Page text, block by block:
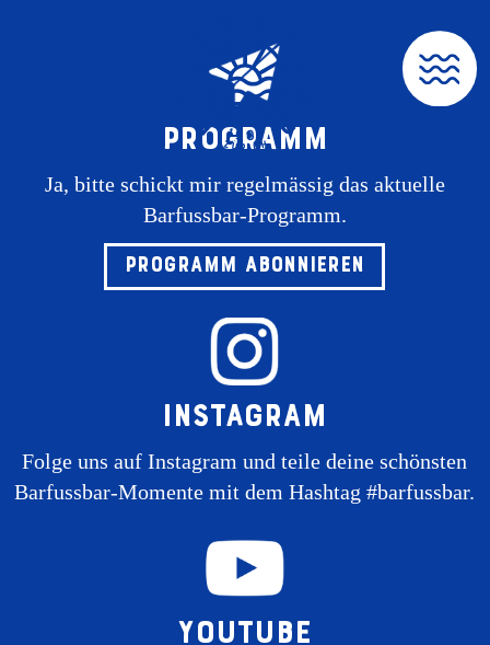
Programm
Ja, bitte schickt mir regelmässig das aktuelle
Barfussbar-Programm.
Programm abonnieren
Instagram
Folge uns auf Instagram und teile deine schönsten
Barfussbar-Momente mit dem Hashtag #barfussbar.
Youtube